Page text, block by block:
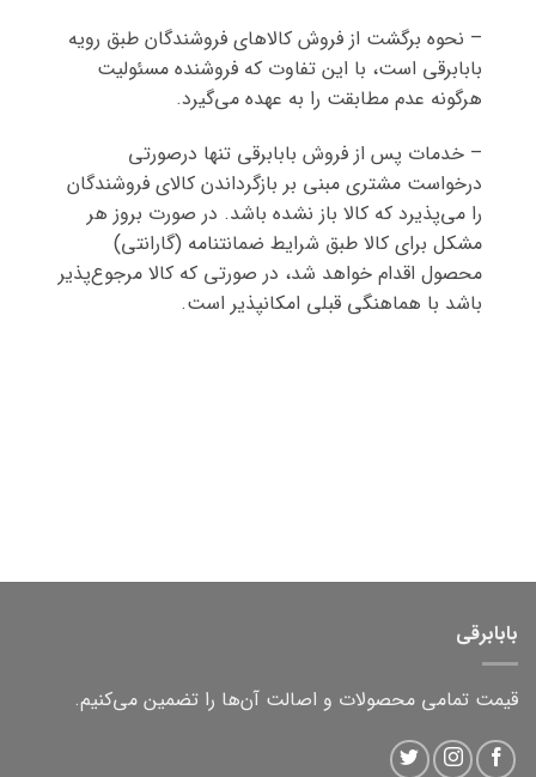
– نحوه برگشت از فروش کالاهای فروشندگان طبق رویه
بابابرقی است، با این تفاوت که فروشنده مسئولیت
هرگونه عدم مطابقت را به عهده می‌گیرد.
– خدمات پس ‌از‌ فروش بابابرقی تنها درصورتی
درخواست مشتری مبنی بر بازگرداندن کالای فروشندگان
را می‌پذیرد که کالا باز نشده باشد. در صورت بروز هر
مشکل برای کالا طبق شرایط ضمانتنامه (گارانتی)
محصول اقدام خواهد شد، در صورتی که کالا مرجوع‌پذیر
باشد با هماهنگی قبلی امکانپذیر است.
بابابرقی
قیمت تمامی محصولات و اصالت آن‌ها را تضمین می‌کنیم.